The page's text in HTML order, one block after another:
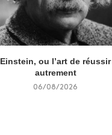
Einstein, ou l’art de réussir
autrement
06/08/2026